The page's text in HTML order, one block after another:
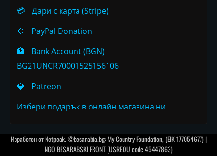
💳
Дари с карта (Stripe)
💠
PayPal Donation
🏦
Bank Account (BGN)
BG21UNCR70001525156106
💎
Patreon
Избери подарък в онлайн магазина ни
Изработен отNetpeak. ©besarabia.bg: My Country Foundation, (EIK 177054677) |
NGO BESARABSKI FRONT (USREOU code 45447863)